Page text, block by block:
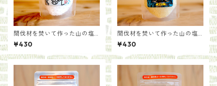
間伐材を焚いて作った山の塩
【男の荒塩】
¥430
間伐材を焚いて作った山の塩
【ゆず塩】
¥430